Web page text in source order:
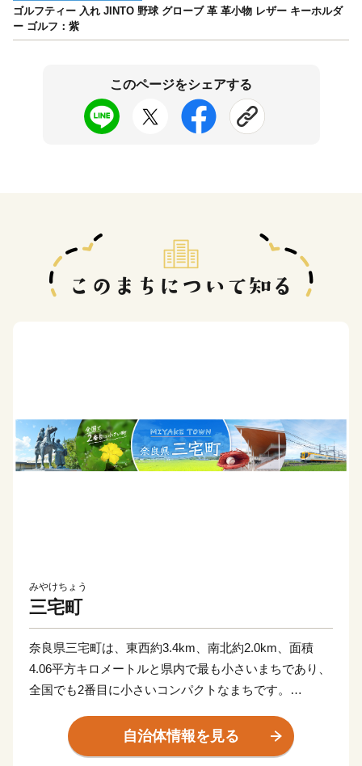
ゴルフティー 入れ JINTO 野球 グローブ 革 革小物 レザー キーホルダ
ー ゴルフ：紫
このページをシェアする
みやけちょう
三宅町
奈良県三宅町は、東西約3.4km、南北約2.0km、面積
4.06平方キロメートルと県内で最も小さいまちであり、
全国でも2番目に小さいコンパクトなまちです。
古くは聖徳太子が斑鳩から飛鳥へ通われたといわれてい
る道路の一部として現存する太子道、万葉集に歌われた
自治体情報を見る